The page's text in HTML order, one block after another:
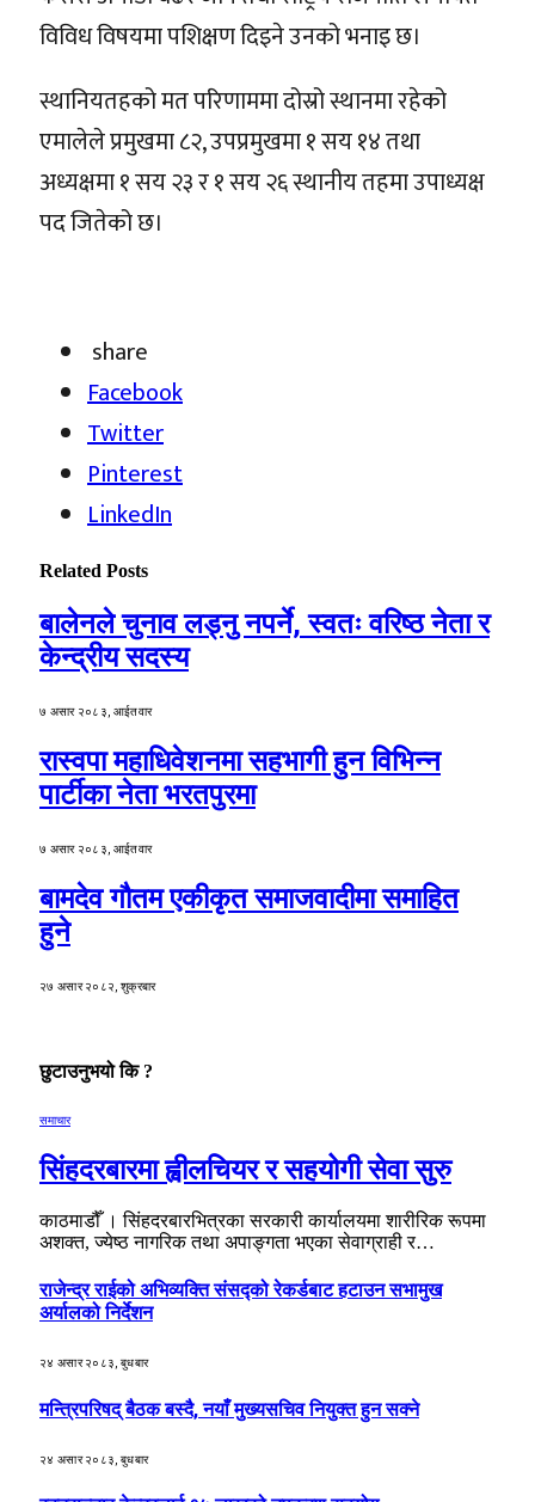
विविध विषयमा पशिक्षण दिइने उनको भनाइ छ। ​
स्थानियतहको मत परिणाममा दोस्रो स्थानमा रहेको
एमालेले प्रमुखमा ८२, उपप्रमुखमा १ सय १४ तथा
अध्यक्षमा १ सय २३ र १ सय २६ स्थानीय तहमा उपाध्यक्ष
पद जितेको छ।
share
Facebook
Twitter
Pinterest
LinkedIn
Related Posts
बालेनले चुनाव लड्नु नपर्ने, स्वतः वरिष्ठ नेता र
केन्द्रीय सदस्य
७ असार २०८३, आईतवार
रास्वपा महाधिवेशनमा सहभागी हुन विभिन्न
पार्टीका नेता भरतपुरमा
७ असार २०८३, आईतवार
बामदेव गौतम एकीकृत समाजवादीमा समाहित
हुने
२७ असार २०८२, शुक्रबार
छुटाउनुभयो कि ?
समाचार
सिंहदरबारमा ह्वीलचियर र सहयोगी सेवा सुरु
काठमाडौँ । सिंहदरबारभित्रका सरकारी कार्यालयमा शारीरिक रूपमा
अशक्त, ज्येष्ठ नागरिक तथा अपाङ्गता भएका सेवाग्राही र…
राजेन्द्र राईको अभिव्यक्ति संसद्को रेकर्डबाट हटाउन सभामुख
अर्यालको निर्देशन
२४ असार २०८३, बुधबार
मन्त्रिपरिषद् बैठक बस्दै, नयाँ मुख्यसचिव नियुक्त हुन सक्ने
२४ असार २०८३, बुधबार